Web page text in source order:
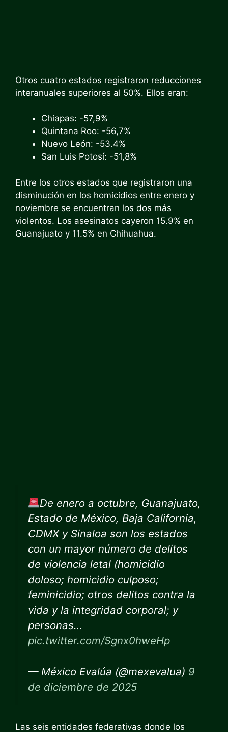
Otros cuatro estados registraron reducciones
interanuales superiores al 50%. Ellos eran:
Chiapas: -57,9%
Quintana Roo: -56,7%
Nuevo León: -53.4%
San Luis Potosí: -51,8%
Entre los otros estados que registraron una
disminución en los homicidios entre enero y
noviembre se encuentran los dos más
violentos. Los asesinatos cayeron 15.9% en
Guanajuato y 11.5% en Chihuahua.
De enero a octubre, Guanajuato,
Estado de México, Baja California,
CDMX y Sinaloa son los estados
con un mayor número de delitos
de violencia letal (homicidio
doloso; homicidio culposo;
feminicidio; otros delitos contra la
vida y la integridad corporal; y
personas…
pic.twitter.com/Sgnx0hweHp
— México Evalúa (@mexevalua) 9
de diciembre de 2025
Las seis entidades federativas donde los